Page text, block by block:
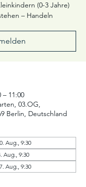
(0-3 Jahre)
– Handeln
– 11:00
03.OG,
Berlin, Deutschland
Aug., 9:30
Aug., 9:30
Aug., 9:30